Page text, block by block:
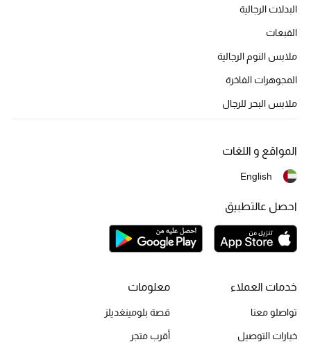
الموسم الجديد
تشكيلة الأحذية
الأحذية الرجالية
أبرز المصممين
أحذية مختارة
تسوقوا الأحذية
خصومات
البدلات الرجالية
القبعات
ملابس النوم الرجالية
المجوهرات الفاخرة
ملابس البحر للرجال
خدمات العملاء
تواصلو معنا
خيارات التوصيل
معلومات
قصة بلومينغديلز
أقرب متجر
المواقع و اللغات
English
احصل عالتطبيق